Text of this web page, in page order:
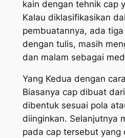
kain dengan tehnik cap
Kalau diklasifikasikan
pembuatannya, ada
dengan tulis, masih
dan malam sebagai
Yang Kedua dengan
Biasanya cap dibuat
dibentuk sesuai pola
diinginkan. Selanjutnya
pada cap tersebut yang